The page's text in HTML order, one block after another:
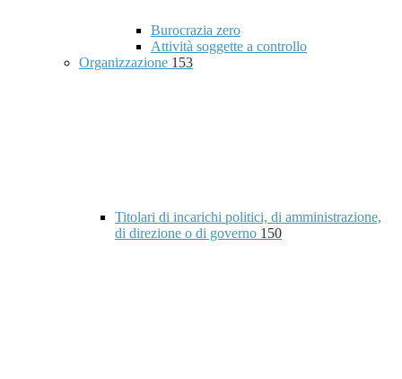
Burocrazia zero
Attività soggette a controllo
Organizzazione 153
Titolari di incarichi politici, di amministrazione,
di direzione o di governo 150